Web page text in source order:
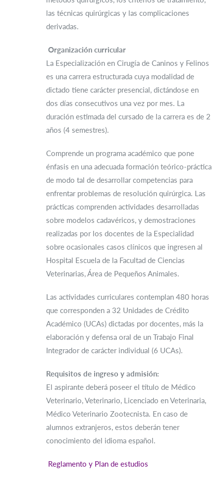
las técnicas quirúrgicas y las complicaciones
derivadas.
Organización curricular
La Especialización en Cirugía de Caninos y Felinos
es una carrera estructurada cuya modalidad de
dictado tiene carácter presencial, dictándose en
dos días consecutivos una vez por mes. La
duración estimada del cursado de la carrera es de 2
años (4 semestres).
Comprende un programa académico que pone
énfasis en una adecuada formación teórico-práctica
de modo tal de desarrollar competencias para
enfrentar problemas de resolución quirúrgica. Las
prácticas comprenden actividades desarrolladas
sobre modelos cadavéricos, y demostraciones
realizadas por los docentes de la Especialidad
sobre ocasionales casos clínicos que ingresen al
Hospital Escuela de la Facultad de Ciencias
Veterinarias, Área de Pequeños Animales.
Las actividades curriculares contemplan 480 horas
que corresponden a 32 Unidades de Crédito
Académico (UCAs) dictadas por docentes, más la
elaboración y defensa oral de un Trabajo Final
Integrador de carácter individual (6 UCAs).
Requisitos de ingreso y admisión:
El aspirante deberá poseer el título de Médico
Veterinario, Veterinario, Licenciado en Veterinaria,
Médico Veterinario Zootecnista. En caso de
alumnos extranjeros, estos deberán tener
conocimiento del idioma español.
Reglamento y Plan de estudios